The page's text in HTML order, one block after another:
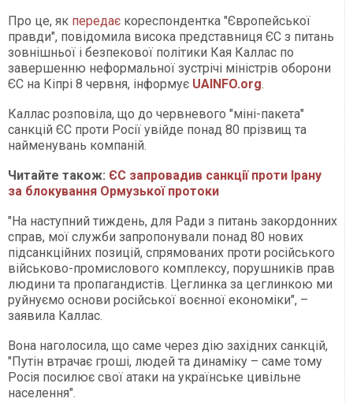
Про це, як передає кореспондентка "Європейської
правди", повідомила висока представниця ЄС з питань
зовнішньої і безпекової політики Кая Каллас по
завершенню неформальної зустрічі міністрів оборони
ЄС на Кіпрі 8 червня, інформує UAINFO.org.
Каллас розповіла, що до червневого "міні-пакета"
санкцій ЄС проти Росії увійде понад 80 прізвищ та
найменувань компаній.
Читайте також: ЄС запровадив санкції проти Ірану
за блокування Ормузької протоки
"На наступний тиждень, для Ради з питань закордонних
справ, мої служби запропонували понад 80 нових
підсанкційних позицій, спрямованих проти російського
військово-промислового комплексу, порушників прав
людини та пропагандистів. Цеглинка за цеглинкою ми
руйнуємо основи російської воєнної економіки", –
заявила Каллас.
Вона наголосила, що саме через дію західних санкцій,
"Путін втрачає гроші, людей та динаміку – саме тому
Росія посилює свої атаки на українське цивільне
населення".